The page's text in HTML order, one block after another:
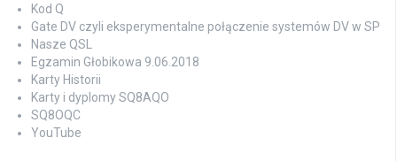
Kod Q
Gate DV czyli eksperymentalne połączenie systemów DV w SP
Nasze QSL
Egzamin Głobikowa 9.06.2018
Karty Historii
Karty i dyplomy SQ8AQO
SQ8OQC
YouTube